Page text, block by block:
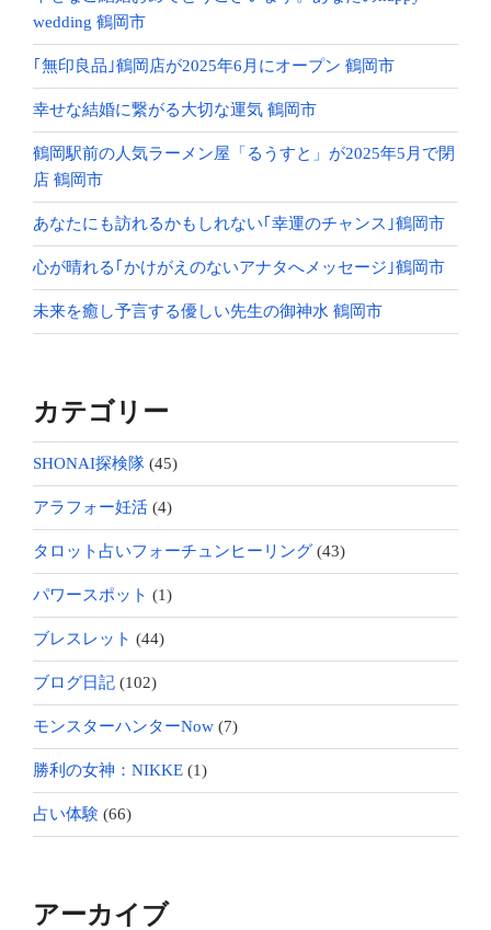
wedding 鶴岡市
｢無印良品｣鶴岡店が2025年6月にオープン 鶴岡市
幸せな結婚に繋がる大切な運気 鶴岡市
鶴岡駅前の人気ラーメン屋「るうすと」が2025年5月で閉
店 鶴岡市
あなたにも訪れるかもしれない｢幸運のチャンス｣鶴岡市
心が晴れる｢かけがえのないアナタへメッセージ｣鶴岡市
未来を癒し予言する優しい先生の御神水 鶴岡市
カテゴリー
SHONAI探検隊 (45)
アラフォー妊活 (4)
タロット占いフォーチュンヒーリング (43)
パワースポット (1)
ブレスレット (44)
ブログ日記 (102)
モンスターハンターNow (7)
勝利の女神：NIKKE (1)
占い体験 (66)
アーカイブ